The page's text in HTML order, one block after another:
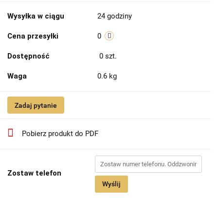
Wysyłka w ciągu 24 godziny
Cena przesyłki 0
Dostępność 0 szt.
Waga 0.6 kg
Zadaj pytanie
Pobierz produkt do PDF
Zostaw telefon
Wyślij